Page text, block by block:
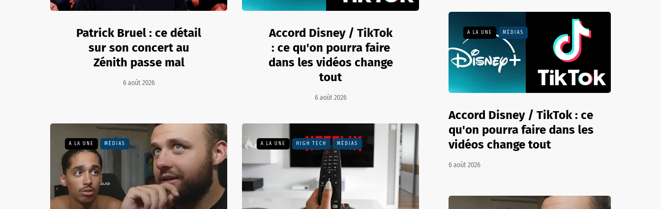
Patrick Bruel : ce détail
sur son concert au
Zénith passe mal
6 août 2026
Accord Disney / TikTok
: ce qu'on pourra faire
dans les vidéos change
tout
6 août 2026
A LA UNE MÉDIAS A LA UNE HIGH TECH MÉDIAS
A LA UNE MÉDIAS
Accord Disney / TikTok : ce
qu'on pourra faire dans les
vidéos change tout
6 août 2026